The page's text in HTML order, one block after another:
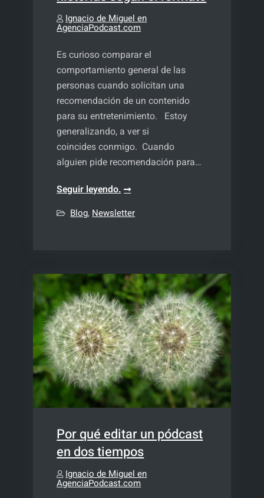
Ignacio de Miguel en
AgenciaPodcast.com
Es curioso comparar el
comportamiento general de las
personas cuando solicitan una
recomendación de un contenido
para su entretenimiento. Estoy
generalizando, a ver si
coincides conmigo. Cuando
alguien pide recomendación para…
Seguir leyendo.Recomendación
historias
Blog, Newsletter
Por qué editar un pódcast
en dos tiempos
Ignacio de Miguel en
AgenciaPodcast.com